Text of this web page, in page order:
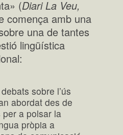
(Diari La Veu,
comença amb una
una de tantes
lingüística
sobre l’ús
abordat des de
a polsar la
pròpia a